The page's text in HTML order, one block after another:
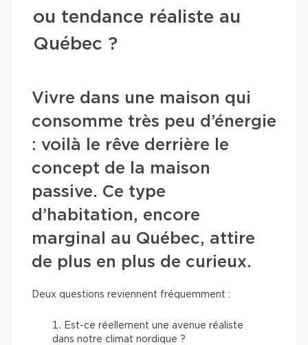
ou tendance réaliste au
Québec ?
Vivre dans une maison qui
consomme très peu d’énergie
: voilà le rêve derrière le
concept de la maison
passive. Ce type
d’habitation, encore
marginal au Québec, attire
de plus en plus de curieux.
Deux questions reviennent fréquemment :
Est-ce réellement une avenue réaliste
dans notre climat nordique ?